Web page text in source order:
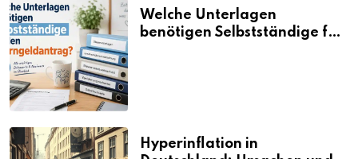
Welche Unterlagen
benötigen Selbstständige für
Hyperinflation in